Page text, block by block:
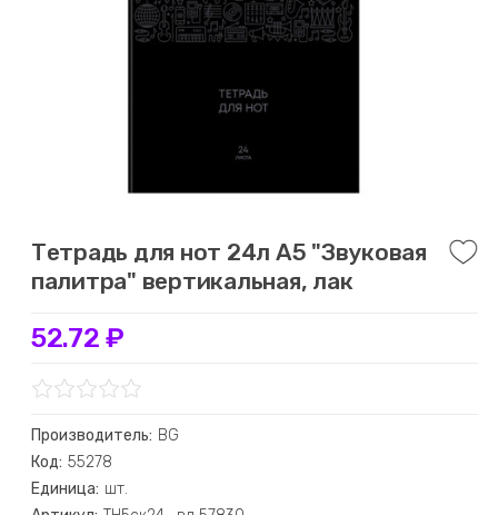
Тетрадь для нот 24л А5 "Звуковая
палитра" вертикальная, лак
52.72 ₽
Производитель: BG
Код: 55278
Единица: шт.